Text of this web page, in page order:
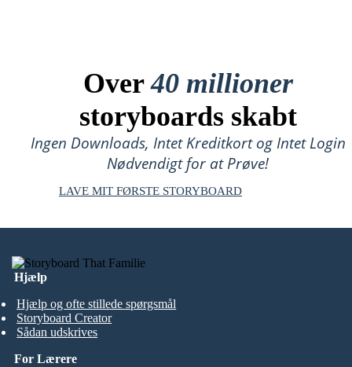
Over40 millioner
storyboards skabt
Ingen Downloads, Intet Kreditkort og Intet Login
Nødvendigt for at Prøve!
LAVE MIT FØRSTE STORYBOARD
Hjælp
Hjælp og ofte stillede spørgsmål
Storyboard Creator
Sådan udskrives
For Lærere